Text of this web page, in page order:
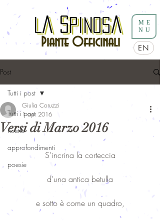
Piante Officinali EN
La Spinosa
a Spinosa
ME
NU
Post
Tutti i post
ricette
approfondimenti
poesie
Tutti i post
Versi di Marzo 2016
Giulia Coruzzi
1 apr 2016
S'incrina la corteccia
d'una antica betulla
e sotto è come un quadro,